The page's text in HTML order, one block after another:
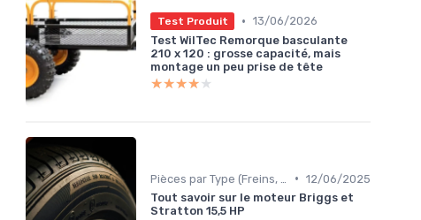
Test Produit • 13/06/2026
Test WilTec Remorque basculante
210 x 120 : grosse capacité, mais
montage un peu prise de tête
★★★★★
★★★★★
• 12/06/2025
Tout savoir sur le moteur Briggs et
Stratton 15,5 HP